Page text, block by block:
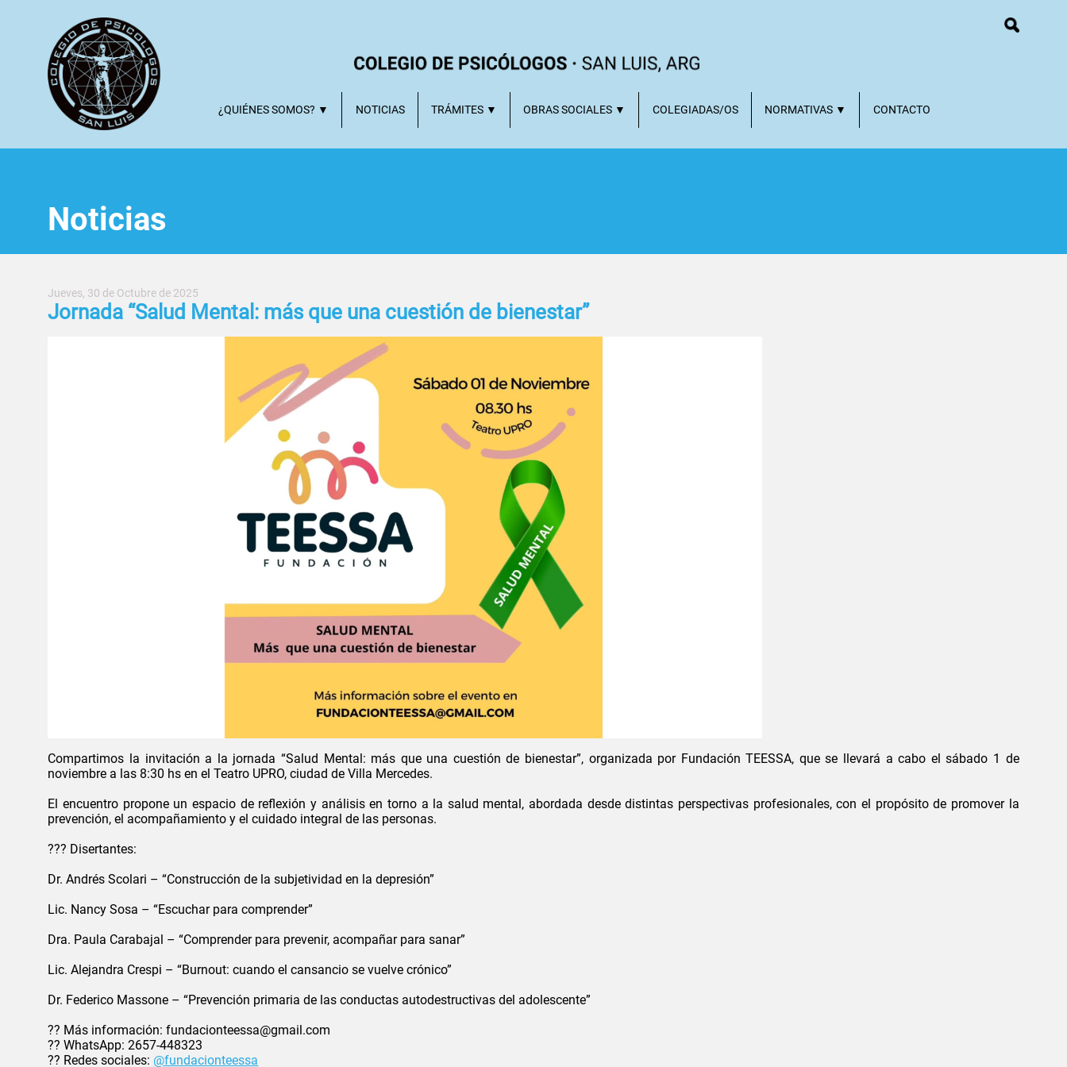
Noticias
¿QUIÉNES SOMOS? ▼ NOTICIAS TRÁMITES ▼ OBRAS SOCIALES ▼ COLEGIADAS/OS NORMATIVAS ▼ CONTACTO
Jueves, 30 de Octubre de 2025
Jornada “Salud Mental: más que una cuestión de bienestar”
Compartimos la invitación a la jornada “Salud Mental: más que una cuestión de bienestar”, organizada por Fundación TEESSA, que se llevará a cabo el sábado 1 de
noviembre a las 8:30 hs en el Teatro UPRO, ciudad de Villa Mercedes.
El encuentro propone un espacio de reflexión y análisis en torno a la salud mental, abordada desde distintas perspectivas profesionales, con el propósito de promover la
prevención, el acompañamiento y el cuidado integral de las personas.
??? Disertantes:
Dr. Andrés Scolari – “Construcción de la subjetividad en la depresión”
Lic. Nancy Sosa – “Escuchar para comprender”
Dra. Paula Carabajal – “Comprender para prevenir, acompañar para sanar”
Lic. Alejandra Crespi – “Burnout: cuando el cansancio se vuelve crónico”
Dr. Federico Massone – “Prevención primaria de las conductas autodestructivas del adolescente”
?? Más información: fundacionteessa@gmail.com
?? WhatsApp: 2657-448323
?? Redes sociales: @fundacionteessa